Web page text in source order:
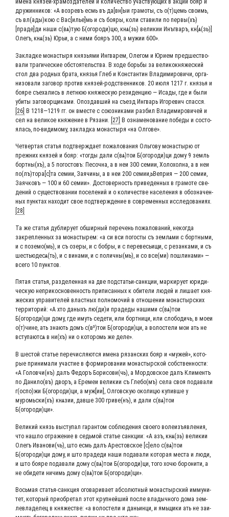
име­на кня­зей-хра­мо­зда­те­лей и коли­че­ство участ­ву­ю­щих в акции бояр и
дру­жин­ни­ков: «А возревъ есмь въ да[вн]ыи гра­мо­ты, съ о(т)цемь сво­имь,
съ вл(ады)кою с Вас[илье]мь и съ бояры, коли ста­ви­ли по первы(хъ)
[праде]ди наши с(вѧ)тую Б(огороди)цю, кнѧ(зь) вели­кии Инъ­г­варъ, кн[ѧ(зь)]
Олегъ, кнѧ(зь) Юрьи, а с ними бояръ 300, а мужии 600».
Заклад­ке мона­сты­ря кня­зья­ми Инг­ва­рем, Оле­гом и Юри­ем пред­ше­ство­
ва­ли тра­ги­че­ские обсто­я­тель­ства. В ходе борь­бы за вели­ко­кня­же­ский
стол два род­ных бра­та, кня­зья Глеб и Кон­стан­тин Вла­ди­ми­ро­ви­чи, орга­
ни­зо­ва­ли заго­вор про­тив кня­зей-род­ствен­ни­ков. 20 июля 1217 г. кня­зья и
бояре съе­ха­лись в лет­нюю кня­же­скую рези­ден­цию ― Иса­ды, где и были
уби­ты заго­вор­щи­ка­ми. Опоз­дав­ший на съезд Инг­варь Иго­ре­вич спас­ся.
[26] В 1218―1219 гг. он вме­сте с союз­ни­ка­ми раз­бил Вла­ди­ми­ро­ви­чей и
сел на вели­кое кня­же­ние в Ряза­ни.
[27] В озна­ме­но­ва­ние побе­ды и состо­
я­лась, по-види­мо­му, заклад­ка мона­сты­ря «на Олгове».
Чет­вер­тая ста­тья под­твер­жда­ет пожа­ло­ва­ния Оль­го­ву мона­сты­рю от
преж­них кня­зей и бояр: «тогды дали с(вѧ)тои Б(огороди)ци дому 9 земль
бортны(хъ), а 5 пого­стовъ: Песоч­на, а в неи 300 семии, Холо­хол­на, а в неи
по(лъ)тора[с]та семии, Заячи­ны, а в неи 200 семии,ьВеприя ― 200 семии,
Заяч­ковъ ― 100 и 60 семии». Досто­вер­ность при­ве­ден­ных в гра­мо­те све­
де­ний о суще­ство­ва­нии посе­ле­ний и о коли­че­стве насе­ле­ния в обо­зна­чен­
ных пунк­тах нахо­дит свое под­твер­жде­ние в совре­мен­ных иссле­до­ва­ни­ях.
[28]
Та же ста­тья дуб­ли­ру­ет обшир­ный пере­чень пожа­ло­ва­ний, неко­гда
закреп­лен­ных за мона­сты­рем: «а си вси пого­сты съ зем­лѧ­ми с борт­ны­ми,
и с поземо(мь), и съ озе­ры, и с боб­ры, и с пере­весьи­щи, с резан­ка­ми, и съ
шестьюдесѧ(ть), и с вина­ми, и с поличны(мь), и со все(ми) пошли­на­ми» ―
все­го 10 пунктов.
Пятая ста­тья, раз­де­лен­ная на две под­ста­тьи-санк­ции, мар­ки­ру­ет юри­ди­
че­скую непри­кос­но­вен­ность при­пи­сан­ных к оби­те­ли людей и лиша­ет кня­
же­ских упра­ви­те­лей власт­ных пол­но­мо­чий в отно­ше­нии мона­стыр­ских
тер­ри­то­рий: «А хто даныхъ лю(ди)и пра­де­ды наши­ми с(вѧ)тои
Б(огороди)ци дому, где имуть седе­ти, или борт­ни­ци, или сло­бо­дичь, в моеи
о(т)чине, ать зна­ють домъ с(в³)тои Б(огороди)ци, а воло­сте­ли мои ать не
всту­па­ют­сѧ в ни(хъ) ни о кото­ромь же деле».
В шестой ста­тье пере­чис­ля­ют­ся име­на рязан­ских бояр и «мужей», кото­
рые при­ни­ма­ли уча­стие в фор­ми­ро­ва­нии мона­стыр­ской соб­ствен­но­сти:
«А Головчи(нъ) далъ Федоръ Борисови(чь), а Мор­дов­ское далъ Кли­ментъ
по Данило(въ) дворъ, а Ере­меи вели­кии съ Глебо(мъ) села своя пода­ва­ли
г(оспо)жи Б(огороди)ци, а муж[ии], Олгов­скую око­ли­цю купив­ше у
муромьски(хъ) кнѧ­зии, дав­ше 300 гриве(нъ), и дали с(вѧ)тои
Б(огороди)ци».
Вели­кий князь высту­пал гаран­том соблю­де­ния сво­е­го воле­изъ­яв­ле­ния,
что нашло отра­же­ние в седь­мой ста­тье санк­ции: «А азъ, кнѧ(зь) вели­кии
Олегъ Иванови(чь), што есмь далъ Аре­стов­ское [с]ело с(вѧ)тои
Б(огороди)ци дому, и што пра­де­ди наши пода­ва­ли кото­рая места и люди,
и што бояре пода­ва­ли дому с(вѧ)тои Б(огороди)ци, того хочю боро­ни­ти, а
не оби­де­ти ничимь дому с(вѧ)тои Б(огороди)ци».
Вось­мая ста­тья-санк­ция ого­ва­ри­ва­ет абсо­лют­ный мона­стыр­ский имму­ни­
тет, кото­рый при­об­ре­тал этот круп­ней­ший после вла­дыч­но­го дома зем­
ле­вла­де­лец в кня­же­стве: «а воло­сте­ли и даньин­ци, и ямь­щи­ки ать не заи­